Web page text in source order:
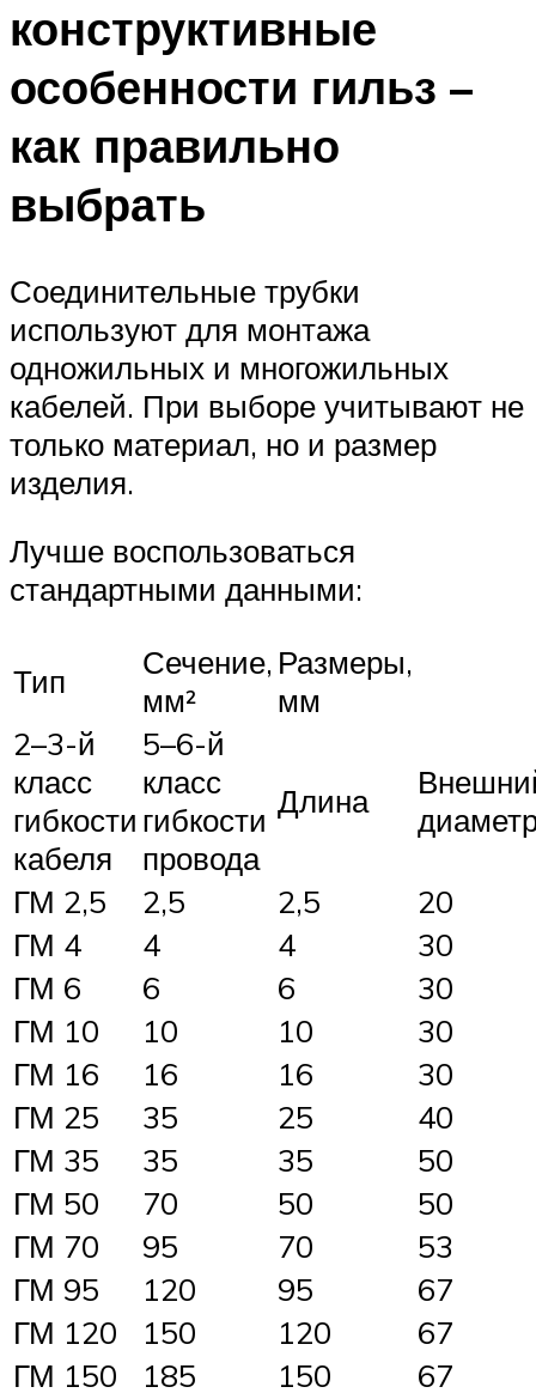
конструктивные
особенности гильз –
как правильно
выбрать
Соединительные трубки
используют для монтажа
одножильных и многожильных
кабелей. При выборе учитывают не
только материал, но и размер
изделия.
Лучше воспользоваться
стандартными данными:
Тип
Сечение,
мм²
Размеры,
мм
2–3-й
класс
гибкости
кабеля
5–6-й
класс
гибкости
провода
Длина
ГМ 2,5 2,5 2,5
20
ГМ 4
4 4
30
ГМ 6
6 6
30
ГМ 10
10 10
30
ГМ 16
16 16
30
ГМ 25
35 25
40
ГМ 35
35 35
50
ГМ 50
70 50
50
ГМ 70
95 70
53
ГМ 95
120 95
67
ГМ 120
150 120
67
ГМ 150
185 150
67